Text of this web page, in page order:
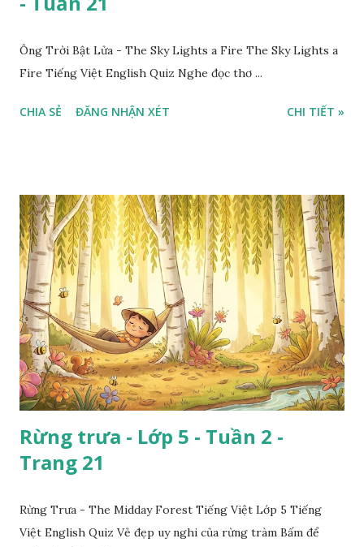
Ông Trời Bật Lửa - The Sky Lights a Fire The Sky Lights a
Fire Tiếng Việt English Quiz Nghe đọc thơ ...
CHIA SẺ ĐĂNG NHẬN XÉT CHI TIẾT »
Rừng trưa - Lớp 5 - Tuần 2 -
Trang 21
Rừng Trưa - The Midday Forest Tiếng Việt Lớp 5 Tiếng
Việt English Quiz Vẻ đẹp uy nghi của rừng tràm Bấm để